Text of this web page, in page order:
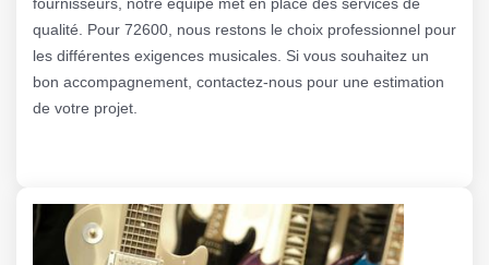
qualité. Pour 72600, nous restons le choix professionnel pour
les différentes exigences musicales. Si vous souhaitez un
bon accompagnement, contactez-nous pour une estimation
de votre projet.